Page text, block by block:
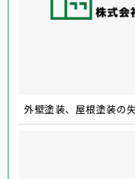
外壁塗装、屋根塗装の